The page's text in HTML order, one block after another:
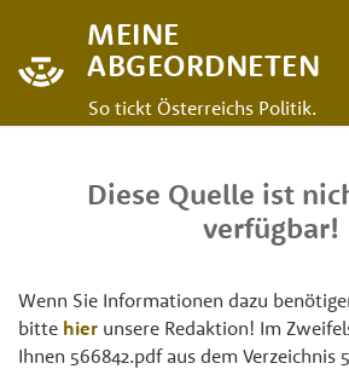
MEINE
ABGEORDNETEN
So tickt Österreichs Politik.
Diese Quelle ist
verfügbar!
Wenn Sie Informationen dazu
bitte hier unsere Redaktion! Im
Ihnen 566842.pdf aus dem Verzeichnis